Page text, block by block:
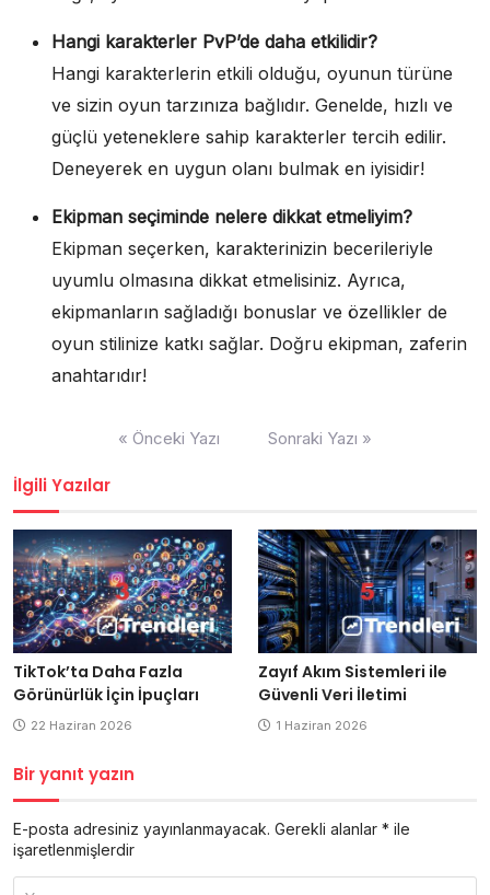
Hangi karakterler PvP’de daha etkilidir?
Hangi karakterlerin etkili olduğu, oyunun türüne
ve sizin oyun tarzınıza bağlıdır. Genelde, hızlı ve
güçlü yeteneklere sahip karakterler tercih edilir.
Deneyerek en uygun olanı bulmak en iyisidir!
Ekipman seçiminde nelere dikkat etmeliyim?
Ekipman seçerken, karakterinizin becerileriyle
uyumlu olmasına dikkat etmelisiniz. Ayrıca,
ekipmanların sağladığı bonuslar ve özellikler de
oyun stilinize katkı sağlar. Doğru ekipman, zaferin
anahtarıdır!
« Önceki Yazı Sonraki Yazı »
İlgili Yazılar
TikTok’ta Daha Fazla
Görünürlük İçin İpuçları
22 Haziran 2026
Zayıf Akım Sistemleri ile
Güvenli Veri İletimi
1 Haziran 2026
Bir yanıt yazın
E-posta adresiniz yayınlanmayacak. Gerekli alanlar * ile
işaretlenmişlerdir